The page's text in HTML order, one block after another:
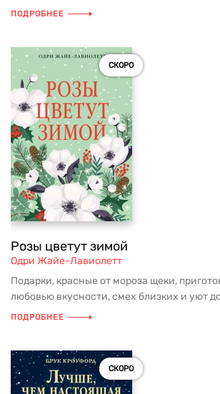
ПОДРОБНЕЕ
СКОРО
Розы цветут зимой
Одри Жайе-Лавиолетт
Подарки, красные от мороза щеки,
любовью вкусности, смех близких и уют
ПОДРОБНЕЕ
СКОРО